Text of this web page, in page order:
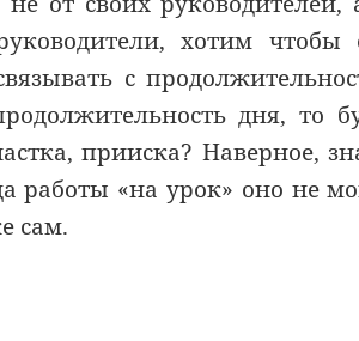
хотим чтобы
с
дня, то
прииска? Наверное,
работы «на урок» оно не
сам.